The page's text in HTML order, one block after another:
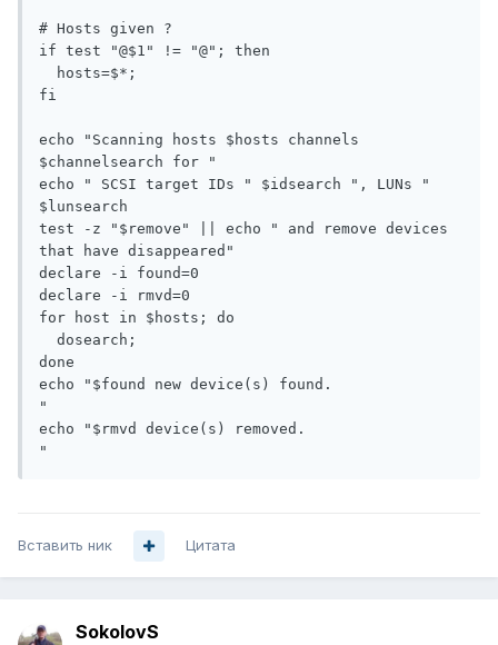
# Hosts given ?
if test "@$1" != "@"; then
hosts=$*;
fi
echo "Scanning hosts $hosts channels
$channelsearch for "
echo " SCSI target IDs " $idsearch ", LUNs "
$lunsearch
test -z "$remove" || echo " and remove devices
that have disappeared"
declare -i found=0
declare -i rmvd=0
for host in $hosts; do
dosearch;
done
echo "$found new device(s) found.
"
echo "$rmvd device(s) removed.
"
Вставить ник Цитата
SokolovS